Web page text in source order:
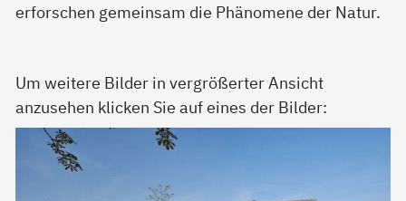
erforschen gemeinsam die Phänomene der Natur.
Um weitere Bilder in vergrößerter Ansicht
anzusehen klicken Sie auf eines der Bilder: